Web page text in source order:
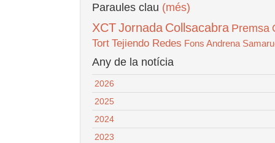
Paraules clau (més)
XCTJornada Collsacabra Premsa
Tort Tejiendo Redes Fons Andrena
Any de la notícia
2026
2025
2024
2023